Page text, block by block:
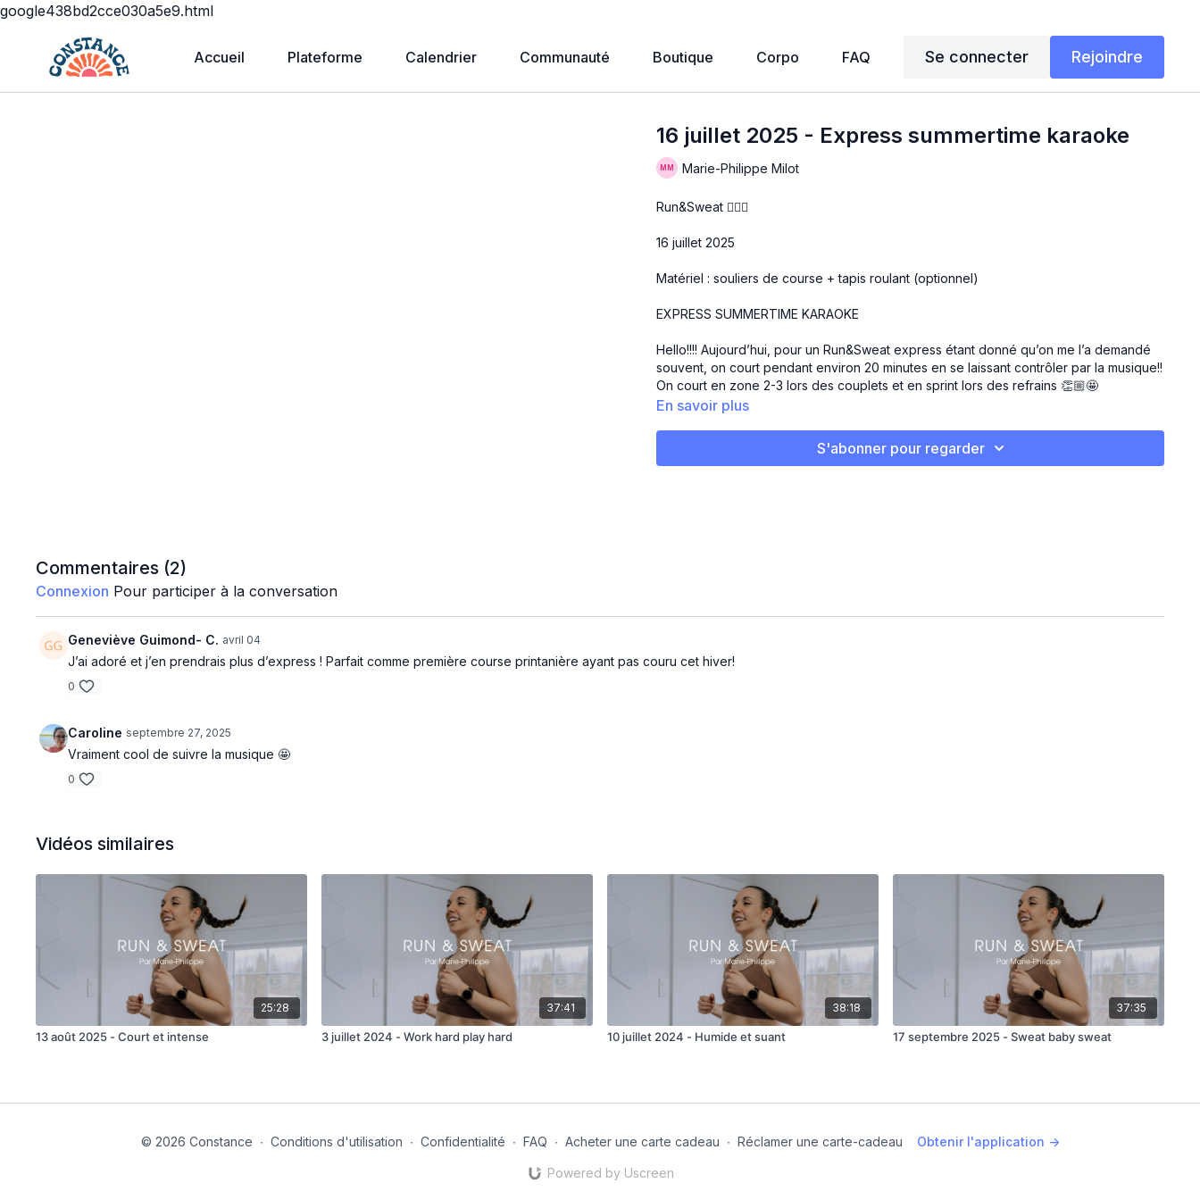
google438bd2cce030a5e9.html
Accueil Plateforme Calendrier Communauté Boutique Corpo FAQ Se connecter Rejoindre
16 juillet 2025 - Express summertime karaoke
Marie-Philippe Milot
Run&Sweat 🏃🏻‍♀️
16 juillet 2025
Matériel : souliers de course + tapis roulant (optionnel)
EXPRESS SUMMERTIME KARAOKE
Hello!!!! Aujourd’hui, pour un Run&Sweat express étant donné qu’on me l’a demandé
souvent, on court pendant environ 20 minutes en se laissant contrôler par la musique!!
On court en zone 2-3 lors des couplets et en sprint lors des refrains 👏🏼🤩
En savoir plus
S'abonner pour regarder
Commentaires (2)
Connexion Pour participer à la conversation
Geneviève Guimond- C. avril 04
J’ai adoré et j’en prendrais plus d’express ! Parfait comme première course printanière ayant pas couru cet hiver!
0
Caroline septembre 27, 2025
Vraiment cool de suivre la musique 🤩
0
Vidéos similaires
25:28
13 août 2025 - Court et intense
37:41
3 juillet 2024 - Work hard play hard
38:18
10 juillet 2024 - Humide et suant
37:35
17 septembre 2025 - Sweat baby sweat
© 2026 Constance ∙ Conditions d'utilisation ∙ Confidentialité ∙ FAQ ∙ Acheter une carte cadeau ∙ Réclamer une carte-cadeau Obtenir l'application ->
Powered by Uscreen